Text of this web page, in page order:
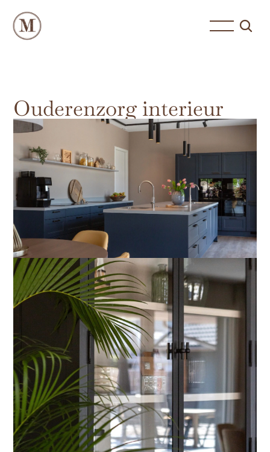
Ouderenzorg interieur
ontwerp Leidsche Rijn